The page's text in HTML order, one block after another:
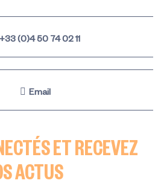
+33 (0)4 50 74 02 11
Email
ET RECEVEZ
ACTUS